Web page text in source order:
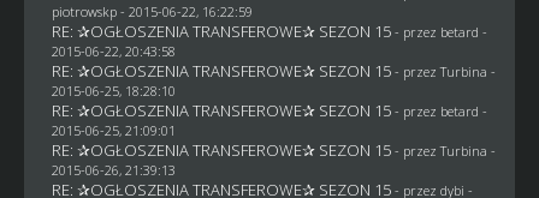
piotrowskp- 2015-06-22, 16:22:59
RE: ✰OGŁOSZENIA TRANSFEROWE✰ SEZON 15 - przez betard -
2015-06-22, 20:43:58
RE: ✰OGŁOSZENIA TRANSFEROWE✰ SEZON 15 - przez Turbina -
2015-06-25, 18:28:10
RE: ✰OGŁOSZENIA TRANSFEROWE✰ SEZON 15 - przez betard -
2015-06-25, 21:09:01
RE: ✰OGŁOSZENIA TRANSFEROWE✰ SEZON 15 - przez Turbina -
2015-06-26, 21:39:13
RE: ✰OGŁOSZENIA TRANSFEROWE✰ SEZON 15 - przez dybi -